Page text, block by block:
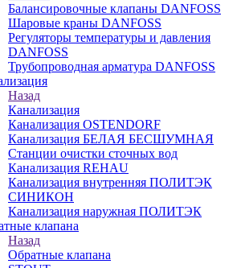
Балансировочные клапаны DANFOSS
Шаровые краны DANFOSS
Регуляторы температуры и давления
DANFOSS
Трубопроводная арматура DANFOSS
Назад
Канализация
Канализация OSTENDORF
Канализация БЕЛАЯ БЕСШУМНАЯ
Станции очистки сточных вод
Канализация REHAU
Канализация внутренняя ПОЛИТЭК
СИНИКОН
Канализация наружная ПОЛИТЭК
клапана
Назад
Обратные клапана